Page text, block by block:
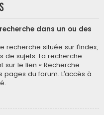
dans un ou des
recherche située sur l’index,
de sujets. La recherche
le lien « Recherche
du forum. L’accès à